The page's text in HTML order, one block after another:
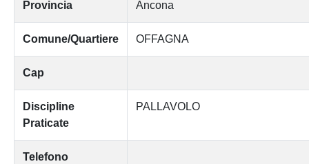
Provincia Ancona
Comune/Quartiere OFFAGNA
Cap
Discipline
Praticate
PALLAVOLO
Telefono